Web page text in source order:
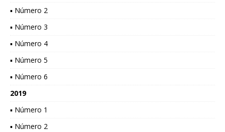
▪ Número 2
▪ Número 3
▪ Número 4
▪ Número 5
▪ Número 6
2019
▪ Número 1
▪ Número 2